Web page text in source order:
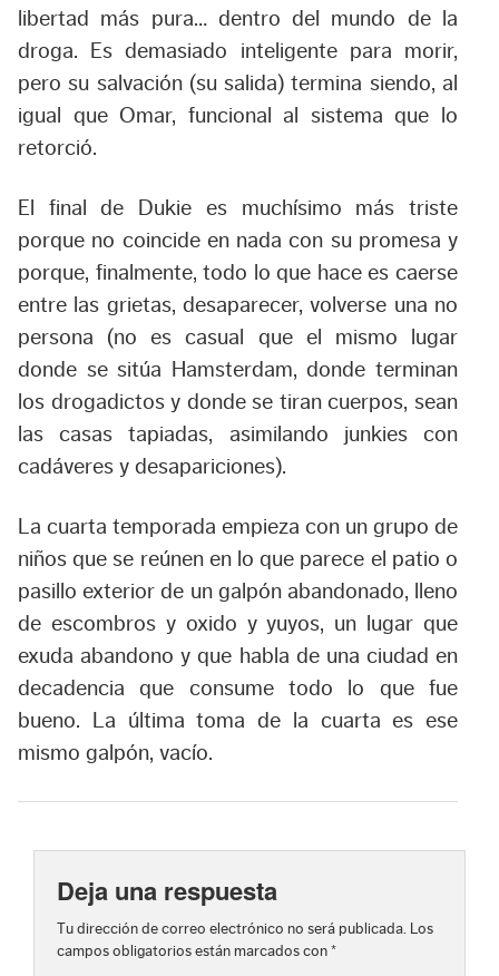
libertad más pura… dentro del mundo de la
droga. Es demasiado inteligente para morir,
pero su salvación (su salida) termina siendo, al
igual que Omar, funcional al sistema que lo
retorció.
El final de Dukie es muchísimo más triste
porque no coincide en nada con su promesa y
porque, finalmente, todo lo que hace es caerse
entre las grietas, desaparecer, volverse una no
persona (no es casual que el mismo lugar
donde se sitúa Hamsterdam, donde terminan
los drogadictos y donde se tiran cuerpos, sean
las casas tapiadas, asimilando junkies con
cadáveres y desapariciones).
La cuarta temporada empieza con un grupo de
niños que se reúnen en lo que parece el patio o
pasillo exterior de un galpón abandonado, lleno
de escombros y oxido y yuyos, un lugar que
exuda abandono y que habla de una ciudad en
decadencia que consume todo lo que fue
bueno. La última toma de la cuarta es ese
mismo galpón, vacío.
Deja una respuesta
Tu dirección de correo electrónico no será publicada. Los
campos obligatorios están marcados con *